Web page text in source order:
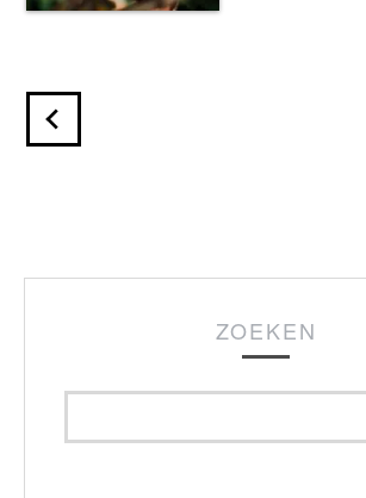
ZOEKEN